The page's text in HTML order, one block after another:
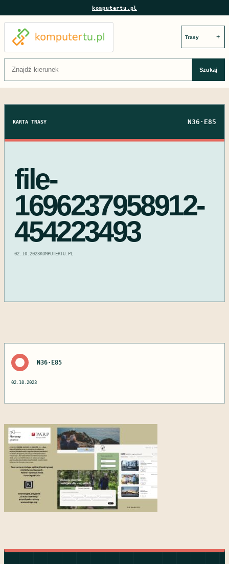
komputertu.pl
＋
Szukaj:
Szukaj
KARTA TRASY N36·E85
file-
1696237958912-
454223493
02.10.2023KOMPUTERTU.PL
N36·E85
02.10.2023